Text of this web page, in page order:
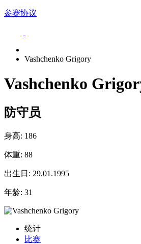
参赛协议
Vashchenko Grigory
Vashchenko
防守员
身高: 186
体重: 88
出生日: 29.01.1995
年龄: 31
统计
比赛